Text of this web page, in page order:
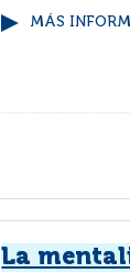
MÁS
La